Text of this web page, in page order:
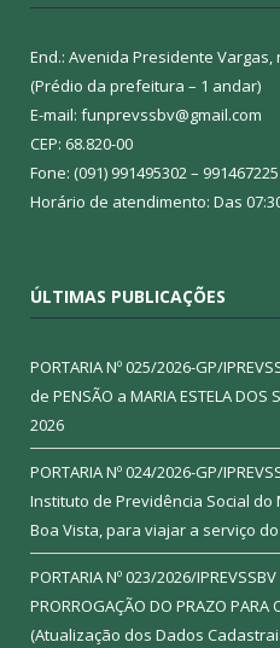
End.: Avenida Presidente
(Prédio da prefeitura – 1 andar)
E-mail: funprevssbv@gmail.com
CEP: 68.820-00
Fone: (091) 991495302 – 991467225
Horário de atendimento: Das
ÚLTIMAS PUBLICAÇÕES
PORTARIA Nº 025/2026-GP/
de PENSÃO a MARIA ESTELA DOS
2026
PORTARIA Nº 024/2026-GP/
Instituto de Previdência Social
Boa Vista, para viajar a serviço do
PORTARIA Nº 023/2026/
PRORROGAÇÃO DO PRAZO PARA
(Atualização dos Dados